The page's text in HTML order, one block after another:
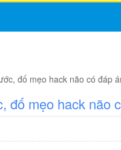
đố mẹo hack não có đáp
đố mẹo hack não